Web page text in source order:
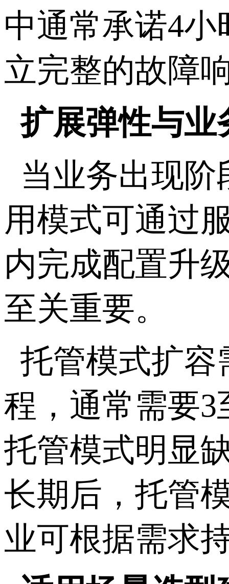
中通常承诺4小
立完整的故障
扩展弹性与业
当业务出现
用模式可通过
内完成配置升
至关重要。
托管模式扩容
程，通常需要3
托管模式明显
长期后，托管
业可根据需求